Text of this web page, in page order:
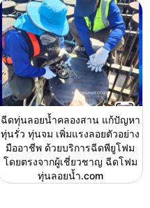
ฉีดทุ่นลอยน้ำคลองสาน แก้ปัญหา
ทุ่นรั่ว ทุ่นจม เพิ่มแรงลอยตัวอย่าง
มืออาชีพ ด้วยบริการฉีดพียูโฟม
โดยตรงจากผู้เชี่ยวชาญ ฉีดโฟม
ทุ่นลอยน้ำ.com